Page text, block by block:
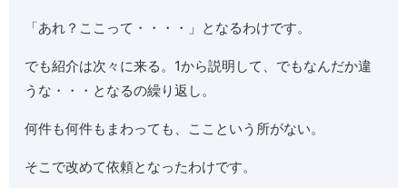
「あれ？ここって・・・・」となるわけです。
でも紹介は次々に来る。1から説明して、でもなんだか違
うな・・・となるの繰り返し。
何件も何件もまわっても、ここという所がない。
そこで改めて依頼となったわけです。